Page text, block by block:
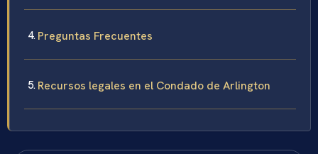
Preguntas Frecuentes
Recursos legales en el Condado de Arlington